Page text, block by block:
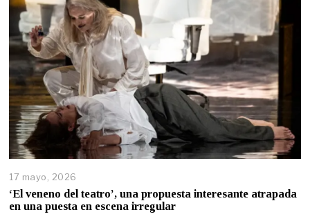
17 mayo, 2026
‘El veneno del teatro’, una propuesta interesante atrapada
en una puesta en escena irregular